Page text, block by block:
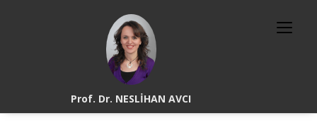
Prof. Dr. NESLİHAN AVCI